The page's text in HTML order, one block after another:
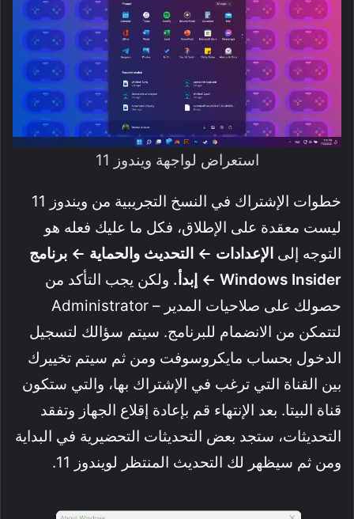
استعراض لواجهة ويندوز 11
خطوات الإشتراك في النسخ التجريبية من ويندوز 11
ليست معقدة على الإطلاق، فكل ما عليك فعله هو
التوجه إلى الإعدادات ← التحديث والحماية ← برنامج
Windows Insider ← إبدأ.
ولكن يجب التأكد من
حصولك على صلاحيات المدير – Administrator
لتتمكن من الانضمام للبرنامج. سيتم سؤالك لتسجيل
الدخول بحساب مايكروسوفت ومن ثم سيتم تخييرك
بين القناة التي ترغب في الإشتراك بها، والتي ستكون
قناة البيتا. بعد الإنتهاء قم بإعادة إقلاع الجهاز وتفقد
التحديثات، ستجد بعض التحديثات التحضيرية في البداية
ومن ثم سيظهر لك التحديث المنتظر لويندوز 11.